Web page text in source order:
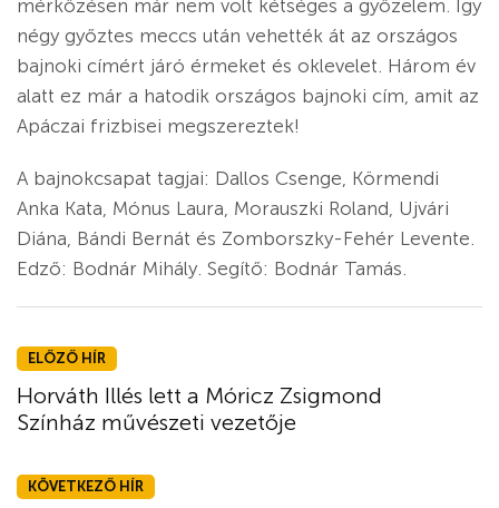
mérkőzésen már nem volt kétséges a győzelem. Így
négy győztes meccs után vehették át az országos
bajnoki címért járó érmeket és oklevelet. Három év
alatt ez már a hatodik országos bajnoki cím, amit az
Apáczai frizbisei megszereztek!
A bajnokcsapat tagjai: Dallos Csenge, Körmendi
Anka Kata, Mónus Laura, Morauszki Roland, Ujvári
Diána, Bándi Bernát és Zomborszky-Fehér Levente.
Edző: Bodnár Mihály. Segítő: Bodnár Tamás.
ELŐZŐ HÍR
Horváth Illés lett a Móricz Zsigmond
Színház művészeti vezetője
KÖVETKEZŐ HÍR